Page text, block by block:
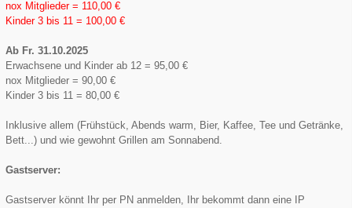
nox Mitglieder = 110,00 €
Kinder 3 bis 11 = 100,00 €
Ab Fr. 31.10.2025
Erwachsene und Kinder ab 12 = 95,00 €
nox Mitglieder = 90,00 €
Kinder 3 bis 11 = 80,00 €
Inklusive allem (Frühstück, Abends warm, Bier, Kaffee, Tee und Getränke,
Bett...) und wie gewohnt Grillen am Sonnabend.
Gastserver:
Gastserver könnt Ihr per PN anmelden, Ihr bekommt dann eine IP